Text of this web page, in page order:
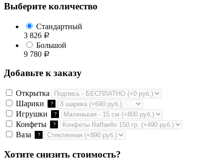
Выберите количество
Стандартный
3 826 Р
Большой
9 780 Р
Добавьте к заказу
Открытка
Шарики
?
Игрушки ?
Конфеты ?
Ваза ?
Хотите снизить стоимость?